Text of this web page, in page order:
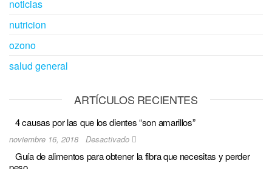
noticias
nutricion
ozono
salud general
ARTÍCULOS RECIENTES
4 causas por las que los dientes “son amarillos”
noviembre 16, 2018 Desactivado
Guía de alimentos para obtener la fibra que necesitas y perder